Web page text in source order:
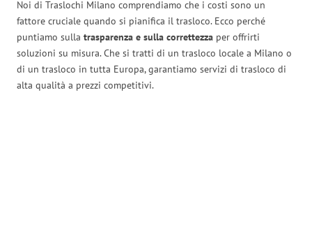
Noi di Traslochi Milano comprendiamo che i costi sono un
fattore cruciale quando si pianifica il trasloco. Ecco perché
puntiamo sulla trasparenza e sulla correttezza per offrirti
soluzioni su misura. Che si tratti di un trasloco locale a Milano o
di un trasloco in tutta Europa, garantiamo servizi di trasloco di
alta qualità a prezzi competitivi.